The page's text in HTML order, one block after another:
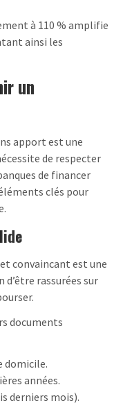
à 110 % amplifie
ainsi les
un
apport est une
de respecter
de financer
clés pour
convaincant est une
d’être rassurées sur
documents
domicile.
années.
derniers mois).